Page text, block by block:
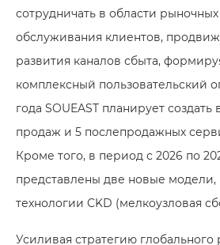
сотрудничать в области
обслуживания клиентов,
развития каналов сбыта,
комплексный пользовательский
года SOUEAST планирует создать
продаж и 5 послепродажных
Кроме того, в период с 2026 по
представлены две новые
технологии CKD (мелкоузловая
Усиливая стратегию глобального